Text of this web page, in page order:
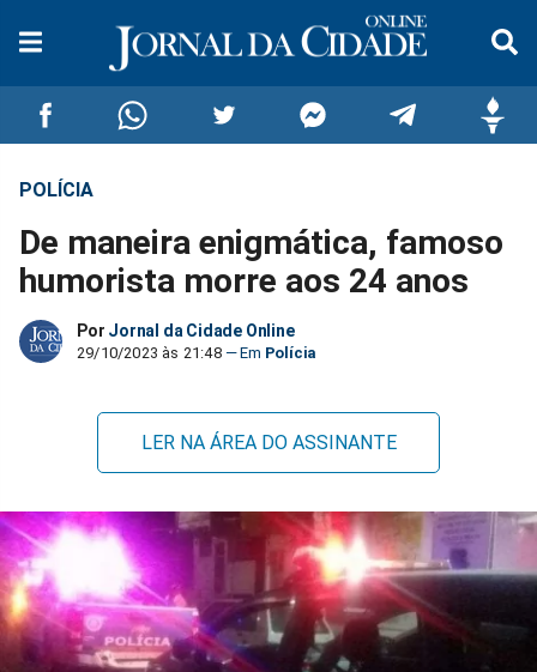
Compartilhar
no
Facebook
Compartilhar
no
Whatsapp
no
Twitter
no
Messenger
no
no
POLÍCIA
De maneira enigmática, famoso
humorista morre aos 24 anos
Por Jornal da Cidade Online
29/10/2023 às 21:48 Polícia
LER NA ÁREA DO ASSINANTE